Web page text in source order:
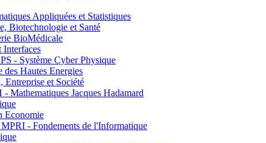
Appliquées et Statistiques
Biotechnologie et Santé
BioMédicale
- Système Cyber Physique
Hautes Energies
et Société
Jacques Hadamard
Economie
- Fondements de l'Informatique